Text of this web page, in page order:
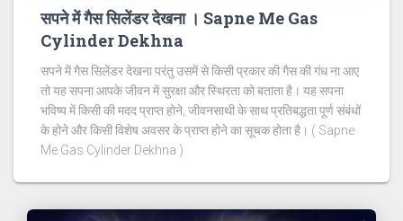
सपने में गैस सिलेंडर देखना । Sapne Me Gas
Cylinder Dekhna
सपने में गैस सिलेंडर देखना परंतु उसमें से किसी प्रकार की गैस की गंध ना आए
तो यह सपना आपके जीवन में सुरक्षा और स्थिरता को बताता है। यह सपना
भविष्य में किसी की मदद प्राप्त होने, जीवनसाथी के साथ प्रतिबद्धता पूर्ण संबंधों
के होने और किसी विशेष अवसर के प्राप्त होने का सूचक होता है। ( Sapne
Me Gas Cylinder Dekhna )